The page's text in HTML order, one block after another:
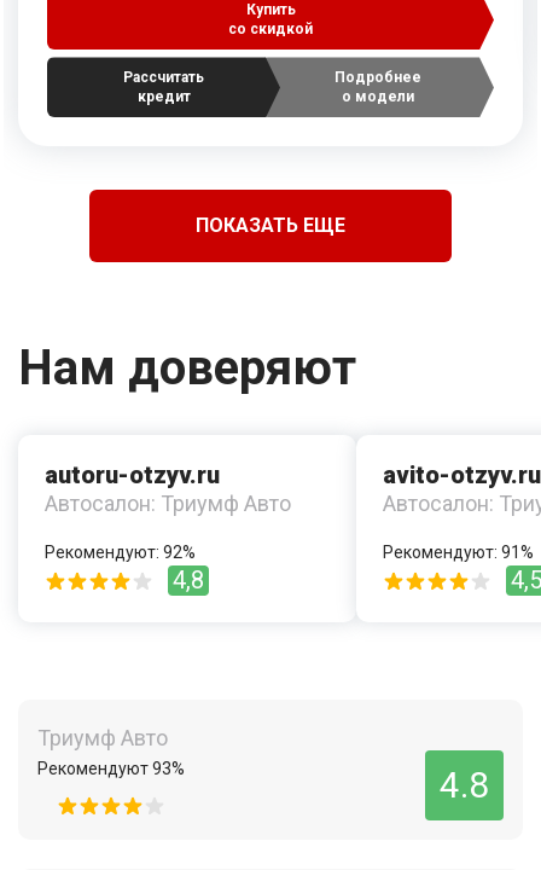
Купить
со скидкой
Рассчитать
кредит
Подробнее
о модели
ПОКАЗАТЬ ЕЩЕ
Нам доверяют
autoru-otzyv.ru
Автосалон: Триумф Авто
Рекомендуют: 92%
4,8
avito-otzyv.ru
Автосалон:
Рекомендуют: 91%
4,5
Триумф Авто
Рекомендуют 93% 4.8